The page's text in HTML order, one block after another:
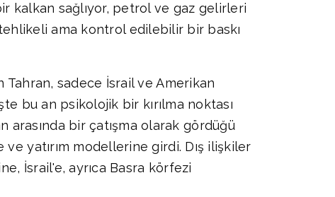
kalkan sağlıyor, petrol ve gaz gelirleri
tehlikeli ama kontrol edilebilir bir baskı
Tahran, sadece İsrail ve Amerikan
bu an psikolojik bir kırılma noktası
arasında bir çatışma olarak gördüğü
yatırım modellerine girdi. Dış ilişkiler
İsrail'e, ayrıca Basra körfezi